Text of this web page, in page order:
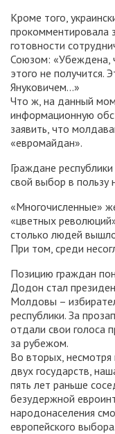
Кроме того,
прокомментировала
готовности
Союзом: «Убеждена,
этого не получится.
Януковичем…»
Что ж, на данный
информационную
заявить, что
«евромайдан».
Граждане
свой выбор в
«Многочисленные»
«цветных
столько людей вышло
При том, среди
Позицию граждан
Додон стал
Молдовы –
республики. За
отдали свои голоса
за рубежом.
Во вторых,
двух государств,
пять лет раньше
безудержной
народонаселения
европейского выбора.